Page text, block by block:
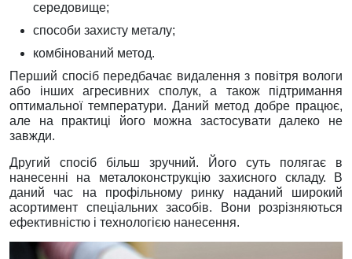
середовище;
способи захисту металу;
комбінований метод.
Перший спосіб передбачає видалення з повітря вологи
або інших агресивних сполук, а також підтримання
оптимальної температури. Даний метод добре працює,
але на практиці його можна застосувати далеко не
завжди.
Другий спосіб більш зручний. Його суть полягає в
нанесенні на металоконструкцію захисного складу. В
даний час на профільному ринку наданий широкий
асортимент спеціальних засобів. Вони розрізняються
ефективністю і технологією нанесення.